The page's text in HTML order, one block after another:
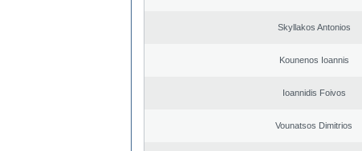
Skyllakos Antonios
Kounenos Ioannis
Ioannidis Foivos
Vounatsos Dimitrios